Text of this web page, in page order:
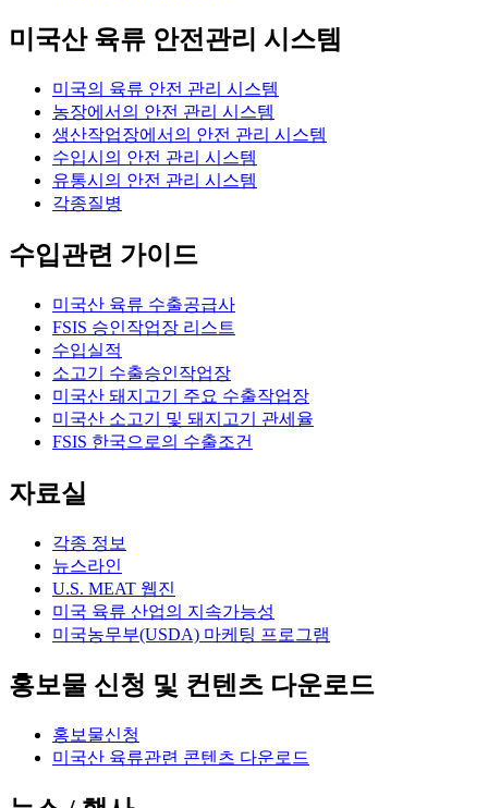
미국산 육류 안전관리 시스템
미국의 육류 안전 관리 시스템
농장에서의 안전 관리 시스템
생산작업장에서의 안전 관리 시스템
수입시의 안전 관리 시스템
유통시의 안전 관리 시스템
각종질병
수입관련 가이드
미국산 육류 수출공급사
FSIS 승인작업장 리스트
수입실적
소고기 수출승인작업장
미국산 돼지고기 주요 수출작업장
미국산 소고기 및 돼지고기 관세율
FSIS 한국으로의 수출조건
자료실
각종 정보
뉴스라인
U.S. MEAT 웹진
미국 육류 산업의 지속가능성
미국농무부(USDA) 마케팅 프로그램
홍보물 신청 및 컨텐츠 다운로드
홍보물신청
미국산 육류관련 콘텐츠 다운로드